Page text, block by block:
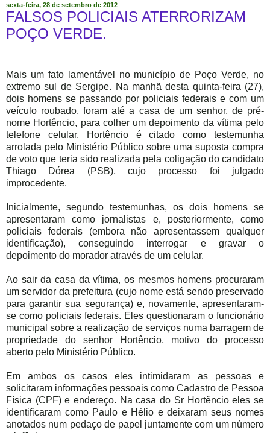
sexta-feira, 28 de setembro de 2012
FALSOS POLICIAIS ATERRORIZAM
POÇO VERDE.
Mais um fato lamentável no município de Poço Verde, no
extremo sul de Sergipe. Na manhã desta quinta-feira (27),
dois homens se passando por policiais federais e com um
veículo roubado, foram até a casa de um senhor, de pré-
nome Hortêncio, para colher um depoimento da vítima pelo
telefone celular. Hortêncio é citado como testemunha
arrolada pelo Ministério Público sobre uma suposta compra
de voto que teria sido realizada pela coligação do candidato
Thiago Dórea (PSB), cujo processo foi julgado
improcedente.
Inicialmente, segundo testemunhas, os dois homens se
apresentaram como jornalistas e, posteriormente, como
policiais federais (embora não apresentassem qualquer
identificação), conseguindo interrogar e gravar o
depoimento do morador através de um celular.
Ao sair da casa da vítima, os mesmos homens procuraram
um servidor da prefeitura (cujo nome está sendo preservado
para garantir sua segurança) e, novamente, apresentaram-
se como policiais federais. Eles questionaram o funcionário
municipal sobre a realização de serviços numa barragem de
propriedade do senhor Hortêncio, motivo do processo
aberto pelo Ministério Público.
Em ambos os casos eles intimidaram as pessoas e
solicitaram informações pessoais como Cadastro de Pessoa
Física (CPF) e endereço. Na casa do Sr Hortêncio eles se
identificaram como Paulo e Hélio e deixaram seus nomes
anotados num pedaço de papel juntamente com um número